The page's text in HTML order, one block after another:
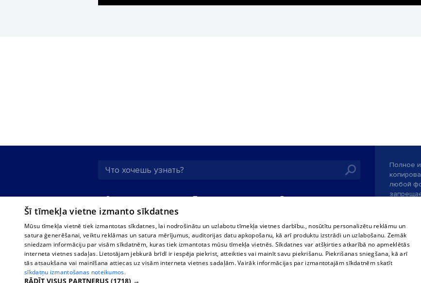
О нас
Реклама
Для бизнеса
Тарифы
Политика
конфиденциальности
Настройки cookie
Предприятия
Bus tickets
Train tickets
В кинотеатрах
Условия договора
360 Ziņas kontakti
Полное
любой
Служба
Šī tīmekļa vietne izmanto sīkdatnes
Mūsu tīmekļa vietnē tiek izmantotas sīkdatnes, lai nodrošinātu un uzlabotu tīmekļa vietnes darbību., nosūtītu personalizētu reklāmu un
satura ģenerēšanai, veiktu reklāmas un satura mērījumus, auditorijas datu apkopošanu, kā arī produktu izstrādi un uzlabošanu. Zemāk
sniedzam informāciju par visām sīkdatnēm, kuras tiek izmantotas mūsu tīmekļa vietnēs. Sīkdatnes var atšķirties atkarībā no apmeklētās
interneta vietnes sadaļas. Lietotājam jebkurā brīdī ir iespēja piekrist, atteikties vai mainīt savu piekrišanu. Piekrišanas sniegšana, kā arī
tās atsaukšana vai mainīšana attiecas uz visām interneta vietnes sadaļām. Vairāk informācijas par izmantotajām sīkdatnēm skatīt
sīkdatņu izmantošanas noteikumos.
RĀDĪT VISUS PARTNERUS (1718) →